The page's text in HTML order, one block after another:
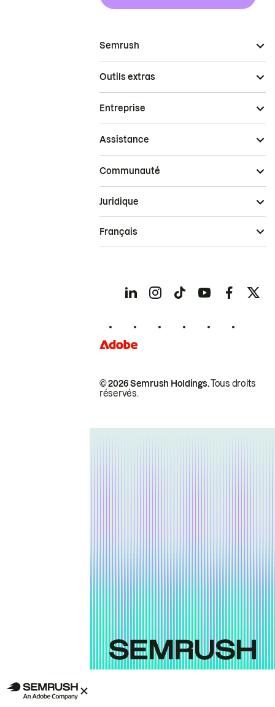
Semrush
Outils extras
Entreprise
Assistance
Communauté
© 2026 Semrush Holdings.Tous droits
réservés.
Juridique
Français